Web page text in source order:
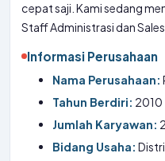
cepat saji. Kami sedang
Staff Administrasi dan
Informasi Perusahaan
Nama Perusahaan:
Tahun Berdiri: 2010
Jumlah Karyawan:
Bidang Usaha: